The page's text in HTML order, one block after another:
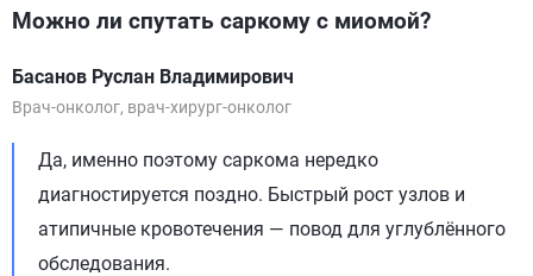
Можно ли спутать саркому с миомой?
Басанов Руслан Владимирович
Врач-онколог, врач-хирург-онколог
Да, именно поэтому саркома нередко
диагностируется поздно. Быстрый рост узлов и
атипичные кровотечения — повод для углублённого
обследования.